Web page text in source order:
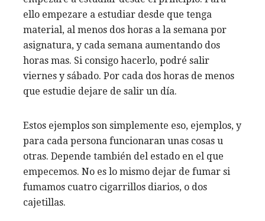
ello empezare a estudiar desde que tenga
material, al menos dos horas a la semana por
asignatura, y cada semana aumentando dos
horas mas. Si consigo hacerlo, podré salir
viernes y sábado. Por cada dos horas de menos
que estudie dejare de salir un día.
Estos ejemplos son simplemente eso, ejemplos, y
para cada persona funcionaran unas cosas u
otras. Depende también del estado en el que
empecemos. No es lo mismo dejar de fumar si
fumamos cuatro cigarrillos diarios, o dos
cajetillas.